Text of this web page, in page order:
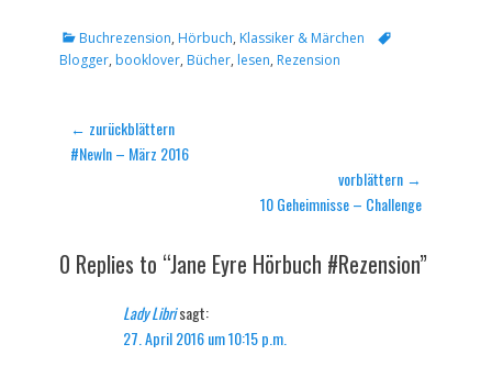
Kategorien
Buchrezension, Hörbuch, Klassiker & Märchen
Tags
Blogger, booklover, Bücher, lesen, Rezension
Beitragsnavigation
← zurückblättern
Vorheriger
#NewIn – März 2016
vorblättern →
10 Geheimnisse – Challenge
0 Replies to “Jane Eyre Hörbuch #Rezension”
Lady Librisagt:
27. April 2016 um 10:15 p.m.